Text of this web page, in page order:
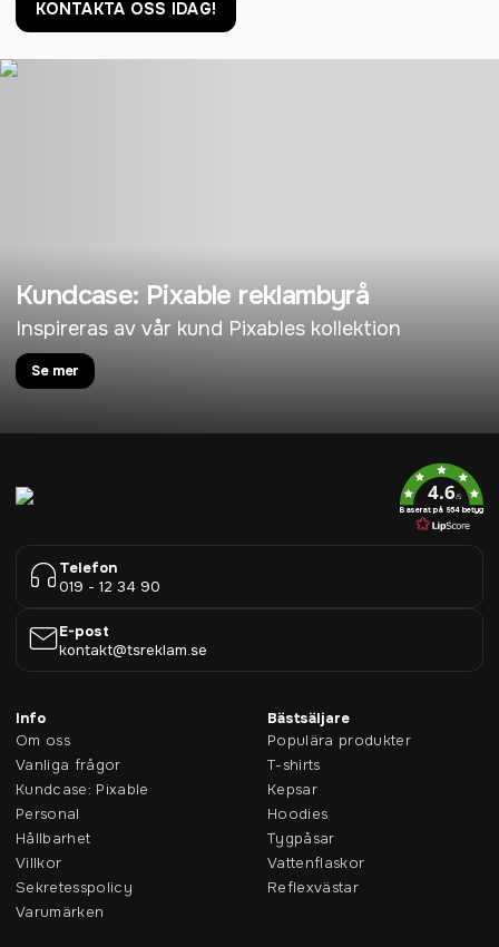
KONTAKTA OSS IDAG!
Kundcase: Pixable reklambyrå
Inspireras av vår kund Pixables kollektion
Se mer
4.6/5
Baserat på 954 betyg
Telefon
019 - 12 34 90
E-post
kontakt@tsreklam.se
Info
Om oss
Vanliga frågor
Kundcase: Pixable
Personal
Hållbarhet
Villkor
Sekretesspolicy
Varumärken
Bästsäljare
Populära produkter
T-shirts
Kepsar
Hoodies
Tygpåsar
Vattenflaskor
Reflexvästar